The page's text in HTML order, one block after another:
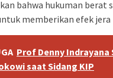
bahwa hukuman
memberikan efek jera
Prof Denny Indrayana
saat Sidang KIP